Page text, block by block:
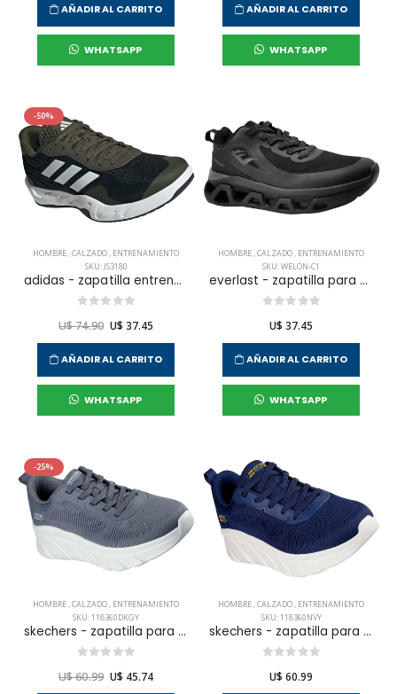
AÑADIR AL CARRITO
WHATSAPP
AÑADIR AL CARRITO
WHATSAPP
-50%
HOMBRE,CALZADO, ENTRENAMIENTO
SKU: JS3180
adidas - zapatilla entrenamiento amplimove trainer m para hombre
U$ 74.90 U$ 37.45
AÑADIR AL CARRITO
WHATSAPP
HOMBRE,CALZADO, ENTRENAMIENTO
SKU: WELON-C1
everlast - zapatilla para entrenamiento welon para hombre
U$ 37.45
AÑADIR AL CARRITO
WHATSAPP
-25%
HOMBRE,CALZADO, ENTRENAMIENTO
SKU: 118360DKGY
skechers - zapatilla para entrenamiento bobs b flex hi para hombre
U$ 60.99 U$ 45.74
HOMBRE,CALZADO, ENTRENAMIENTO
SKU: 118360NVY
skechers - zapatilla para entrenamiento bobs b flex hi para hombre
U$ 60.99